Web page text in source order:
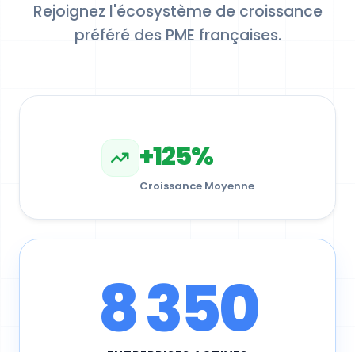
Prospects par Secteur d'activité
2020 2021
Rejoignez l'écosystème de croissance
préféré des PME françaises.
+125%
Croissance Moyenne
8 350